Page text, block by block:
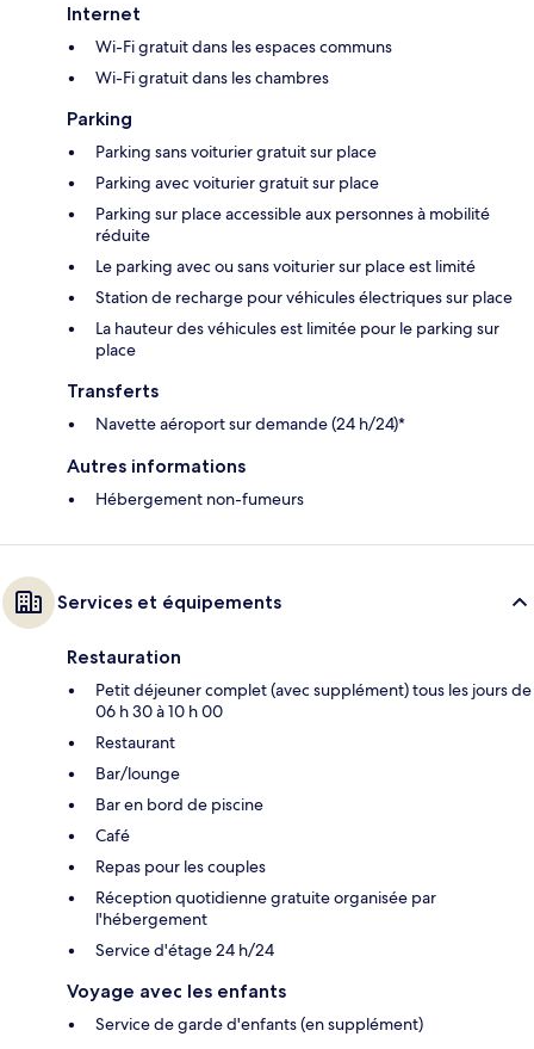
Internet
Wi-Fi gratuit dans les espaces communs
Wi-Fi gratuit dans les chambres
Parking
Parking sans voiturier gratuit sur place
Parking avec voiturier gratuit sur place
Parking sur place accessible aux personnes à mobilité
réduite
Le parking avec ou sans voiturier sur place est limité
Station de recharge pour véhicules électriques sur place
La hauteur des véhicules est limitée pour le parking sur
place
Transferts
Navette aéroport sur demande (24 h/24)*
Autres informations
Hébergement non-fumeurs
Services et équipements
Restauration
Petit déjeuner complet (avec supplément) tous les jours de
06 h 30 à 10 h 00
Restaurant
Bar/lounge
Bar en bord de piscine
Café
Repas pour les couples
Réception quotidienne gratuite organisée par
l'hébergement
Service d'étage 24 h/24
Voyage avec les enfants
Service de garde d'enfants (en supplément)